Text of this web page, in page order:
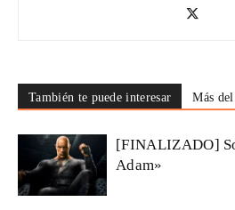
También te puede interesar Más
[FINALIZADO]
Adam»